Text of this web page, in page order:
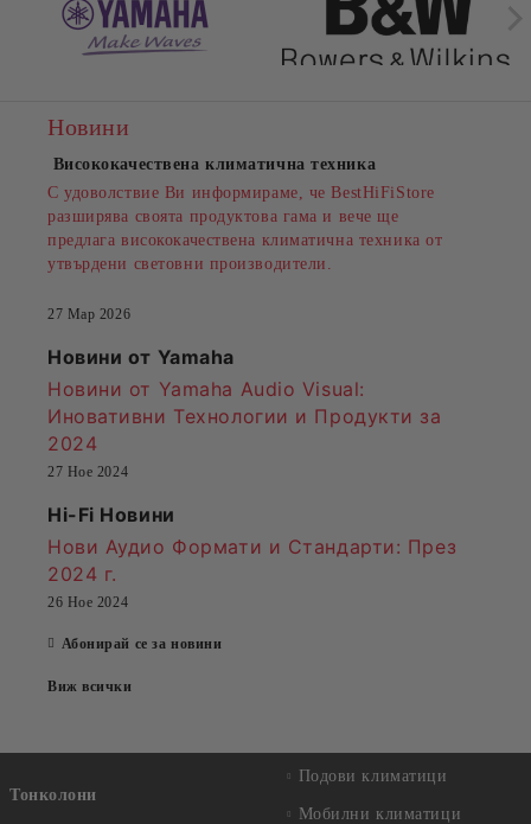
Новини
Висококачествена климатична техника
С удоволствие Ви информираме, че BestHiFiStore
разширява своята продуктова гама и вече ще
предлага висококачествена климатична техника от
утвърдени световни производители.
27 Мар 2026
Новини от Yamaha
Новини от Yamaha Audio Visual:
Иновативни Технологии и Продукти за
2024
27 Ное 2024
Hi-Fi Новини
Нови Аудио Формати и Стандарти: През
2024 г.
26 Ное 2024
Абонирай се за новини
Виж всички
Тонколони
Подови климатици
Мобилни климатици